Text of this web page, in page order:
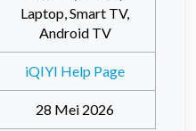
Laptop, Smart TV,
Android TV
iQIYI Help Page
28 Mei 2026